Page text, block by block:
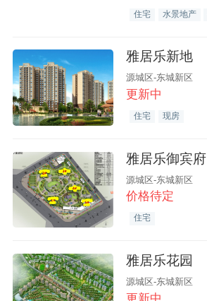
住宅 水景地产
雅居乐新地
源城区-东城新区
更新中
住宅 现房
雅居乐御宾府
源城区-东城新区
价格待定
住宅
雅居乐花园
源城区-东城新区
更新中